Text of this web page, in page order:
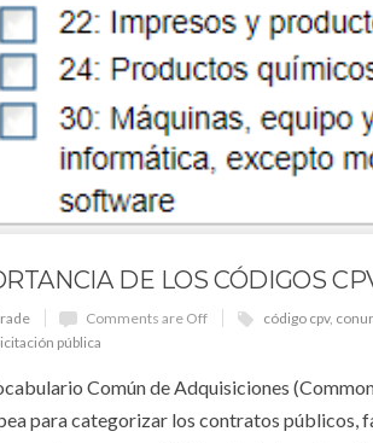
DE LOS CÓDIGOS
Comments are Off código cpv,
pública
Común de Adquisiciones
para categorizar los contratos públicos,